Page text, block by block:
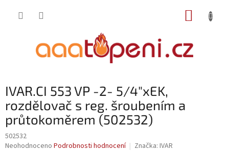
IVAR.CI 553 VP -2- 5/4"xEK,
rozdělovač s reg. šroubením a
průtokoměrem (502532)
502532
Průměrné
Neohodnoceno Podrobnosti hodnocení Značka: IVAR